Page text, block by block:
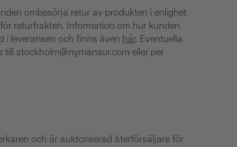
ombesörja retur av produkten i enlighet
returfrakten. Information om hur kunden
i leveransen och finns även här. Eventuella
till stockholm@nymansur.com eller per
och är auktoriserad återförsäljare för